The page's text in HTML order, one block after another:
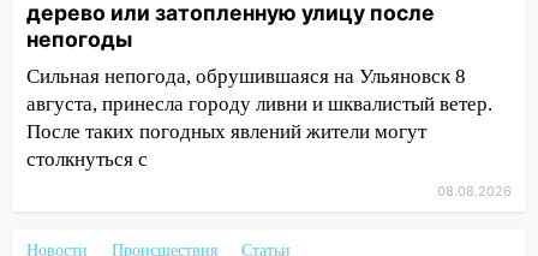
14:14 Студента из Ульяновска обманули
мошенники под видом преподавателя
14:12 Куда жаловаться ульяновцам на
упавшее дерево или затопленную улицу
после непогоды
13:59
дерево или затопленную улицу после
непогоды
Сильная непогода, обрушившаяся на Ульяновск 8
августа, принесла городу ливни и шквалистый ветер.
После таких погодных явлений жители могут
столкнуться с
08.08.2026
Новости Происшествия
Статьи